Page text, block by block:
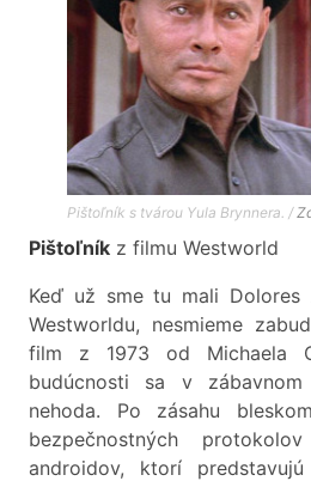
Pištoľník s tvárou Yula Brynnera. /
Pištoľník z filmu Westworld
Keď už sme tu mali Dolores
Westworldu, nesmieme
film z 1973 od Michaela
budúcnosti sa v
nehoda. Po zásahu
bezpečnostných
androidov, ktorí